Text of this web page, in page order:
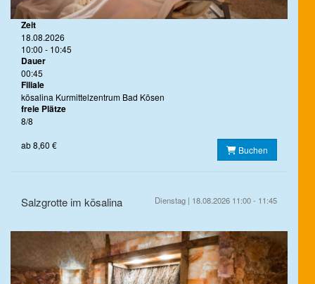
Zeit
18.08.2026
10:00 - 10:45
Dauer
00:45
Filiale
kösalina Kurmittelzentrum Bad Kösen
freie Plätze
8/8
ab 8,60 €
Buchen
Salzgrotte im kösalina Dienstag | 18.08.2026 11:00 - 11:45